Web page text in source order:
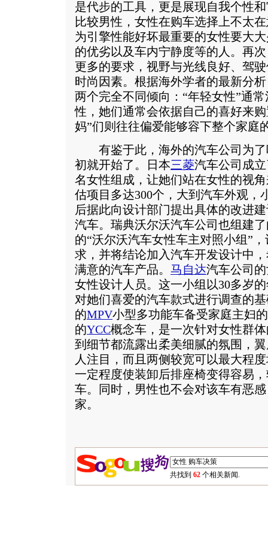
是代步的工具，更是展现自我个性
比较男性，女性在购车选择上不太
为引擎性能好坏最重要的女性要大
的优劣以及车内宁静度等的人。再
更多的要求，视野与光线良好、驾
时尚因素。根据海外学者的最新分
两个完全不同倾向：“年轻女性”通
性，她们通常会依据自己的喜好来
妈”们则往往偏爱能够容下整个家庭
有鉴于此，海外的汽车公司为了
初就开始了。日本三菱汽车公司成
名女性组成，让她们站在女性的视
估项目多达300个，大到汽车外观，
后据此向设计部门提出具体的改进
汽车。瑞典沃尔沃汽车公司也组建
的“沃尔沃汽车女性车主对照小组”
求，并将结论加入汽车开发设计中
满意的汽车产品。 马自达汽车公司
女性设计人员。这一小组以30多岁
对她们喜爱的汽车款式进行调查的
的MPV小型多功能车备受家庭主妇
的YCC概念车，是一次针对女性群
到细节都流露出柔美细腻的氛围，
人注目，而且两侧较宽可以最大程
一定程度使装卸后排座椅变得容易
车。同时，男性也不会对该车有恶
家。
共找到 62 个相关新闻.